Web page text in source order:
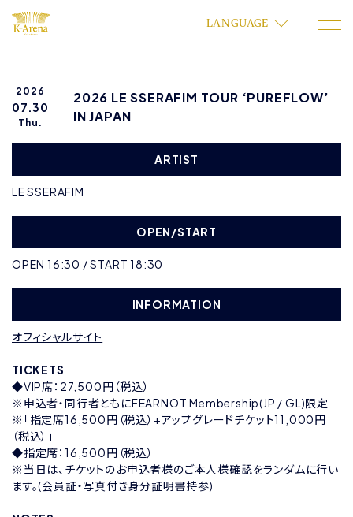
LANGUAGE
2026
07.30
Thu.
2026 LE SSERAFIM TOUR ‘PUREFLOW’
IN JAPAN
ARTIST
LE SSERAFIM
OPEN/START
OPEN 16:30 / START 18:30
INFORMATION
オフィシャルサイト
TICKETS
◆VIP席：27,500円（税込）
※申込者・同行者ともにFEARNOT Membership(JP / GL)限定
※「指定席16,500円（税込）+アップグレードチケット11,000円
（税込）」
◆指定席：16,500円（税込）
※当日は、チケットのお申込者様のご本人様確認をランダムに行い
ます。(会員証・写真付き身分証明書持参)